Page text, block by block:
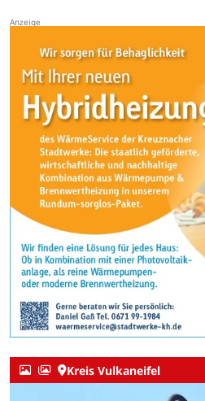
Kreis Vulkaneifel